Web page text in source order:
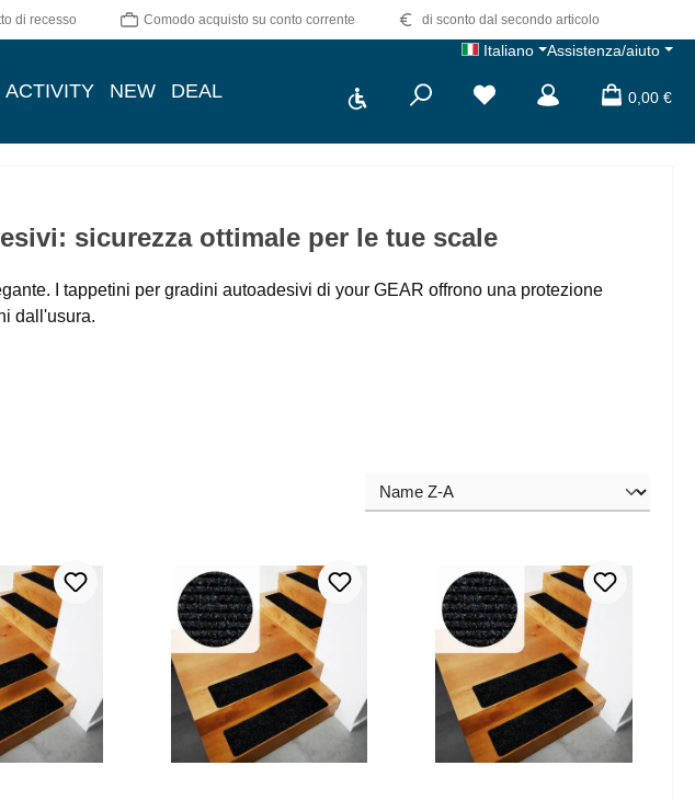
di recesso Comodo acquisto su conto corrente di sconto dal secondo articolo
Italiano Assistenza/aiuto
ACTIVITY NEW DEAL Show toolbar Hai 0 articoli nella lista dei
0,00 €
sicurezza ottimale per le tue scale
I tappetini per gradini autoadesivi di your GEAR offrono una protezione
dall'usura.